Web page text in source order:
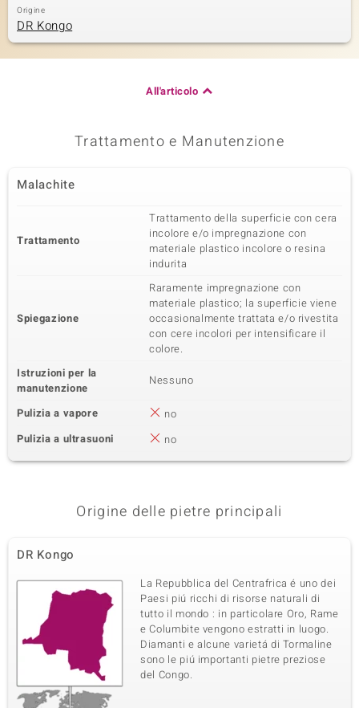
Origine
DR Kongo
All'articolo
Trattamento e Manutenzione
Malachite
Trattamento
Trattamento della superficie con cera
incolore e/o impregnazione con
materiale plastico incolore o resina
indurita
Spiegazione
Raramente impregnazione con
materiale plastico; la superficie viene
occasionalmente trattata e/o rivestita
con cere incolori per intensificare il
colore.
Istruzioni per la
manutenzione
Nessuno
Pulizia a vapore
no
Pulizia a ultrasuoni
no
Origine delle pietre principali
DR Kongo
La Repubblica del Centrafrica é uno dei
Paesi piú ricchi di risorse naturali di
tutto il mondo : in particolare Oro, Rame
e Columbite vengono estratti in luogo.
Diamanti e alcune varietá di Tormaline
sono le piú importanti pietre preziose
del Congo.